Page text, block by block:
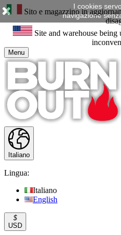
Sito e magazzino in
Site and warehouse being
Menu
Italiano
Lingua:
Italiano
English
$
USD
I cookies
navigazione